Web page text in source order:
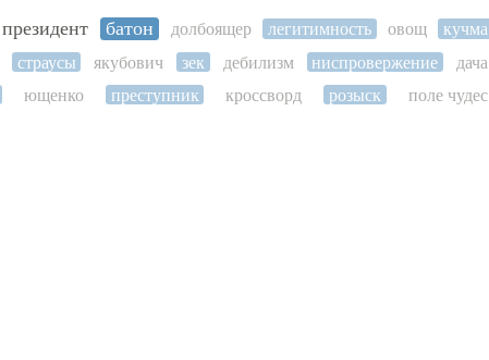
президент батон долбоящер легитимность овощ
кучма
страусы якубович зек дебилизм ниспровержение
дача
ющенко преступник кроссворд розыск
поле чудес